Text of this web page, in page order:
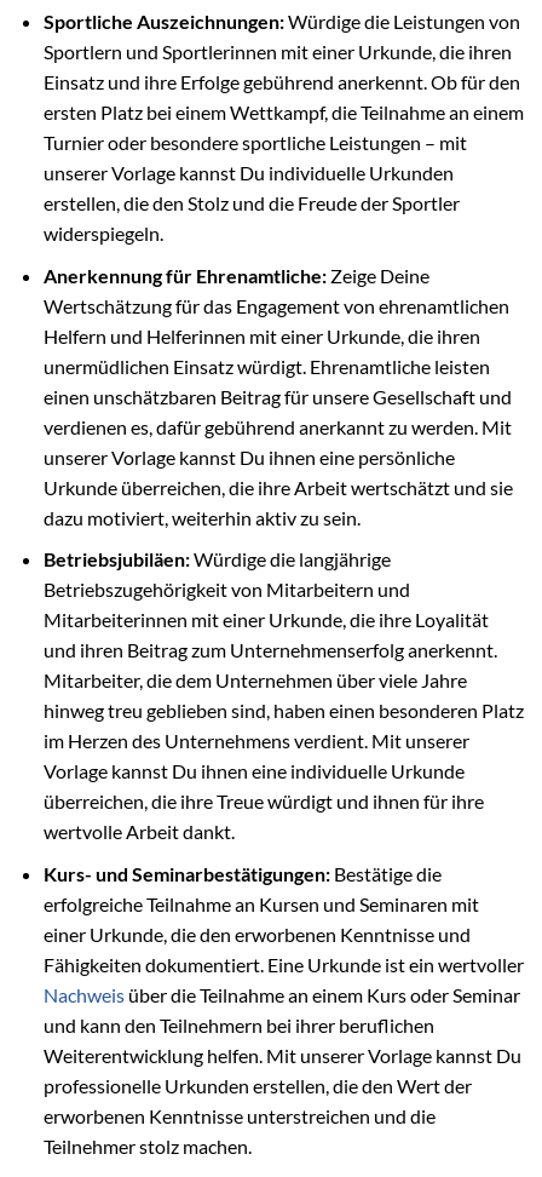
Sportliche Auszeichnungen:Würdige die Leistungen von
Sportlern und Sportlerinnen mit einer Urkunde, die ihren
Einsatz und ihre Erfolge gebührend anerkennt. Ob für den
ersten Platz bei einem Wettkampf, die Teilnahme an einem
Turnier oder besondere sportliche Leistungen – mit
unserer Vorlage kannst Du individuelle Urkunden
erstellen, die den Stolz und die Freude der Sportler
widerspiegeln.
Anerkennung für Ehrenamtliche:Zeige Deine
Wertschätzung für das Engagement von ehrenamtlichen
Helfern und Helferinnen mit einer Urkunde, die ihren
unermüdlichen Einsatz würdigt. Ehrenamtliche leisten
einen unschätzbaren Beitrag für unsere Gesellschaft und
verdienen es, dafür gebührend anerkannt zu werden. Mit
unserer Vorlage kannst Du ihnen eine persönliche
Urkunde überreichen, die ihre Arbeit wertschätzt und sie
dazu motiviert, weiterhin aktiv zu sein.
Betriebsjubiläen:Würdige die langjährige
Betriebszugehörigkeit von Mitarbeitern und
Mitarbeiterinnen mit einer Urkunde, die ihre Loyalität
und ihren Beitrag zum Unternehmenserfolg anerkennt.
Mitarbeiter, die dem Unternehmen über viele Jahre
hinweg treu geblieben sind, haben einen besonderen Platz
im Herzen des Unternehmens verdient. Mit unserer
Vorlage kannst Du ihnen eine individuelle Urkunde
überreichen, die ihre Treue würdigt und ihnen für ihre
wertvolle Arbeit dankt.
Kurs- und Seminarbestätigungen:Bestätige die
erfolgreiche Teilnahme an Kursen und Seminaren mit
einer Urkunde, die den erworbenen Kenntnisse und
Fähigkeiten dokumentiert. Eine Urkunde ist ein wertvoller
Nachweisüber die Teilnahme an einem Kurs oder Seminar
und kann den Teilnehmern bei ihrer beruflichen
Weiterentwicklung helfen. Mit unserer Vorlage kannst Du
professionelle Urkunden erstellen, die den Wert der
erworbenen Kenntnisse unterstreichen und die
Teilnehmer stolz machen.